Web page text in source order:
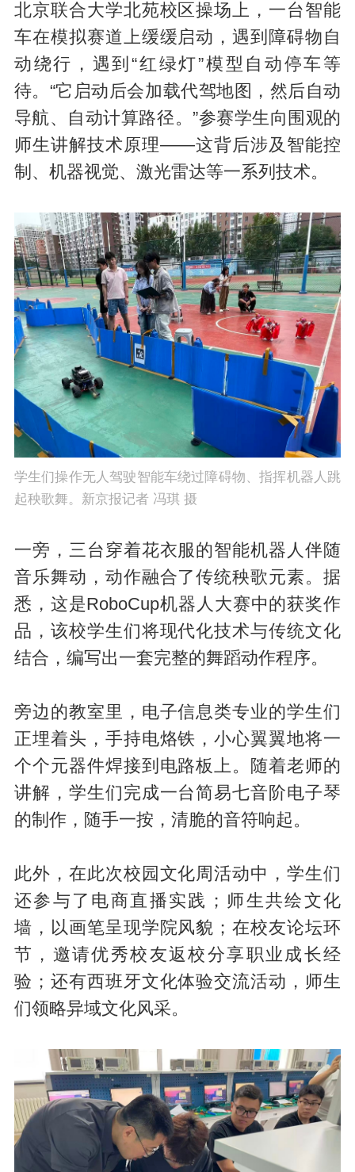
北京联合大学北苑校区操场上，一台智能
车在模拟赛道上缓缓启动，遇到障碍物自
动绕行，遇到“红绿灯”模型自动停车等
待。“它启动后会加载代驾地图，然后自动
导航、自动计算路径。”参赛学生向围观的
师生讲解技术原理——这背后涉及智能控
制、机器视觉、激光雷达等一系列技术。
学生们操作无人驾驶智能车绕过障碍物、指挥机器人跳
起秧歌舞。新京报记者 冯琪 摄
一旁，三台穿着花衣服的智能机器人伴随
音乐舞动，动作融合了传统秧歌元素。据
悉，这是RoboCup机器人大赛中的获奖作
品，该校学生们将现代化技术与传统文化
结合，编写出一套完整的舞蹈动作程序。
旁边的教室里，电子信息类专业的学生们
正埋着头，手持电烙铁，小心翼翼地将一
个个元器件焊接到电路板上。随着老师的
讲解，学生们完成一台简易七音阶电子琴
的制作，随手一按，清脆的音符响起。
此外，在此次校园文化周活动中，学生们
还参与了电商直播实践；师生共绘文化
墙，以画笔呈现学院风貌；在校友论坛环
节，邀请优秀校友返校分享职业成长经
验；还有西班牙文化体验交流活动，师生
们领略异域文化风采。